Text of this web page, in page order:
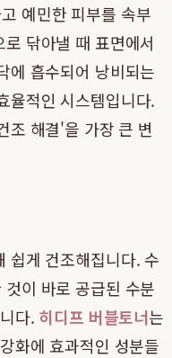
예민한 피부를 속부
닦아낼 때 표면에서
에 흡수되어 낭비되는
율적인 시스템입니다.
조 해결'을 가장 큰 변
쉽게 건조해집니다. 수
이 바로 공급된 수분
다. 히디프 버블토너는
화에 효과적인 성분들